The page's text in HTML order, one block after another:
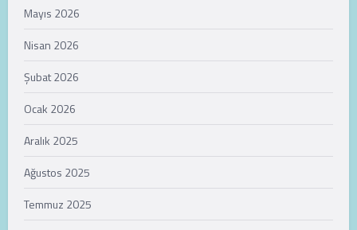
Mayıs 2026
Nisan 2026
Şubat 2026
Ocak 2026
Aralık 2025
Ağustos 2025
Temmuz 2025